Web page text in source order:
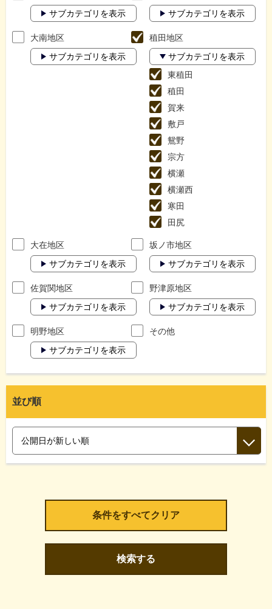
サブカテゴリを表示
サブカテゴリを表示
大南地区
サブカテゴリを表示
稙田地区
サブカテゴリを表示
東稙田
稙田
賀来
敷戸
鴛野
宗方
横瀬
横瀬西
寒田
田尻
大在地区
サブカテゴリを表示
坂ノ市地区
サブカテゴリを表示
佐賀関地区
サブカテゴリを表示
野津原地区
サブカテゴリを表示
明野地区
サブカテゴリを表示
その他
並び順
検索する